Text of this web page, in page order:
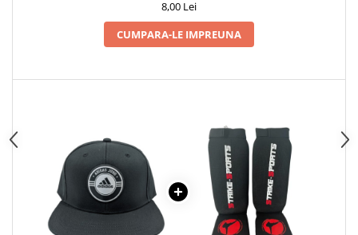
Proteine & Aminoacizi
Creatina
Vitamine/Minerale
Medicina Sportiva/Recuperare
8,00 Lei
CUMPARA-LE IMPREUNA